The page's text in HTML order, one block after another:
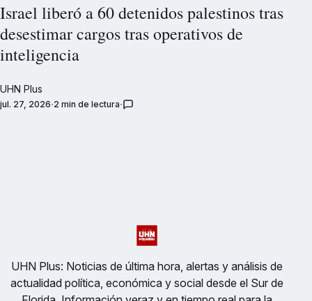
Israel liberó a 60 detenidos palestinos tras
desestimar cargos tras operativos de
inteligencia
UHN Plus
jul. 27, 2026 2 min de lectura
UHN Plus: Noticias de última hora, alertas y análisis de
actualidad política, económica y social desde el Sur de